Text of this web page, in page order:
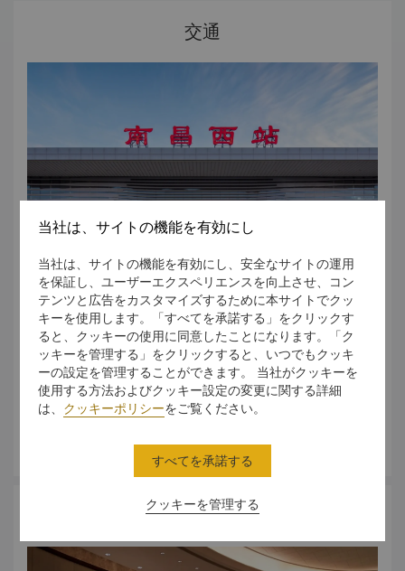
地となりました。包括的な改良プログラムは、中国政府建設
部により、「中国の生活環境のモデル」を受賞しました。
梅岭山風景区
教や道教の聖地の一つで、険しい山や景観があります。
ホテルが所在する同じ地区に、世界で3番目に高く、中国で最
も高い大観覧車があります。
都市周辺
麓山
車で1時間半先にある九江市は、滝や山の景観で有名です。唐
王朝時代に有名な詩人である李 白による古い詩がこの地域で
書かれました。
三清山
車で2時間半先にある上饒市は、素晴らしい景観で有名な道教
の山です。
婺源
車で2時間半先にある婺源は、中国で最も美しい村の一つに選
ばれました。
龙虎山
車で2時間の場所にある龙虎山は、素晴らしい景観で有名な道
教の山です。
交通
シャングリ・ラ ホテル 南昌は、南昌駅や南昌西駅から車で
20分、南昌东駅から車で35分、南昌昌北国際空港から車で
30分の距離にございます。2015年に建築完成予定の地下鉄
は、ホテルから徒歩10分の距離にございます。
お出かけの際には、お客様が快適かつ時間通りに目的地に到
着いただけますよう、コンシェルジュがお手伝いいたしま
アート＆カルチャー
当社は、サイトの機能を有効にし
当社は、サイトの機能を有効にし、安全なサイトの運用
を保証し、ユーザーエクスペリエンスを向上させ、コン
テンツと広告をカスタマイズするために本サイトでクッ
キーを使用します。「すべてを承諾する」をクリックす
ると、クッキーの使用に同意したことになります。「ク
ッキーを管理する」をクリックすると、いつでもクッキ
ーの設定を管理することができます。 当社がクッキーを
使用する方法およびクッキー設定の変更に関する詳細
は、 クッキーポリシーをご覧ください。
クッキーを管理する
すべてを承諾する